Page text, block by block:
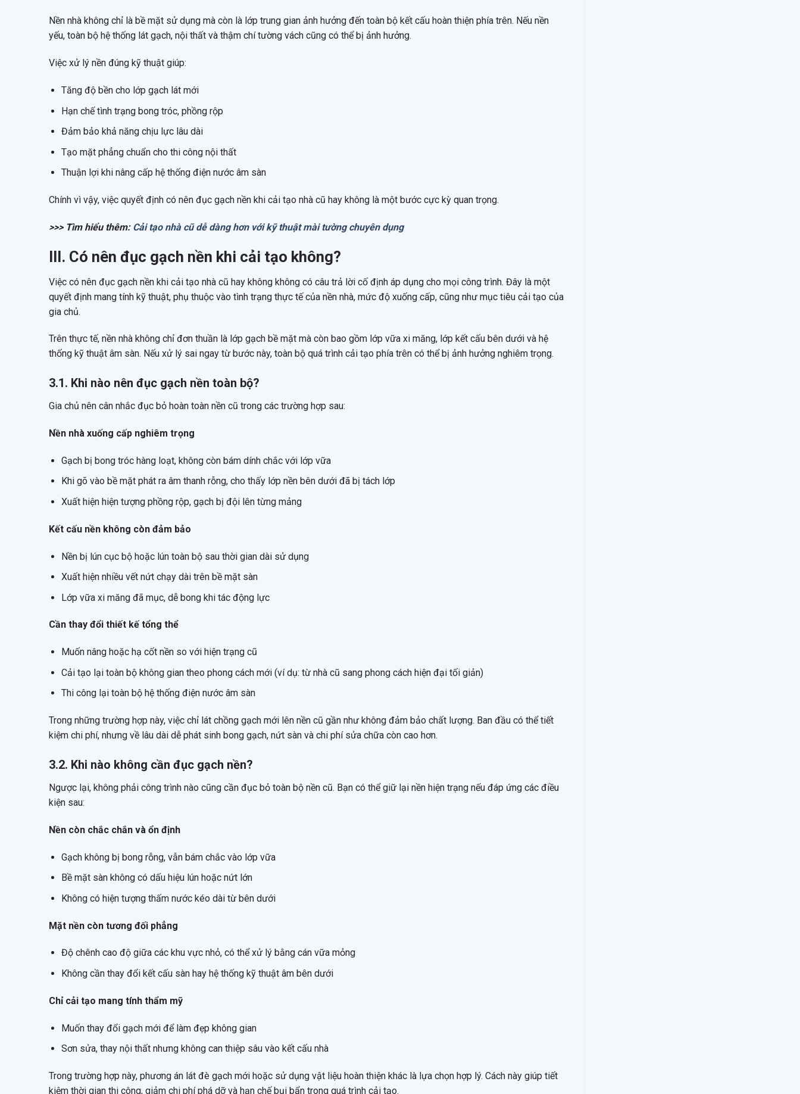
Nền nhà không chỉ là bề mặt sử dụng mà còn là lớp trung gian ảnh hưởng đến toàn bộ kết cấu hoàn thiện phía trên. Nếu nền
yếu, toàn bộ hệ thống lát gạch, nội thất và thậm chí tường vách cũng có thể bị ảnh hưởng.
Việc xử lý nền đúng kỹ thuật giúp:
Tăng độ bền cho lớp gạch lát mới
Hạn chế tình trạng bong tróc, phồng rộp
Đảm bảo khả năng chịu lực lâu dài
Tạo mặt phẳng chuẩn cho thi công nội thất
Thuận lợi khi nâng cấp hệ thống điện nước âm sàn
Chính vì vậy, việc quyết định có nên đục gạch nền khi cải tạo nhà cũ hay không là một bước cực kỳ quan trọng.
>>> Tìm hiểu thêm: Cải tạo nhà cũ dễ dàng hơn với kỹ thuật mài tường chuyên dụng
III. Có nên đục gạch nền khi cải tạo không?
Việc có nên đục gạch nền khi cải tạo nhà cũ hay không không có câu trả lời cố định áp dụng cho mọi công trình. Đây là một
quyết định mang tính kỹ thuật, phụ thuộc vào tình trạng thực tế của nền nhà, mức độ xuống cấp, cũng như mục tiêu cải tạo của
gia chủ.
Trên thực tế, nền nhà không chỉ đơn thuần là lớp gạch bề mặt mà còn bao gồm lớp vữa xi măng, lớp kết cấu bên dưới và hệ
thống kỹ thuật âm sàn. Nếu xử lý sai ngay từ bước này, toàn bộ quá trình cải tạo phía trên có thể bị ảnh hưởng nghiêm trọng.
3.1. Khi nào nên đục gạch nền toàn bộ?
Gia chủ nên cân nhắc đục bỏ hoàn toàn nền cũ trong các trường hợp sau:
Nền nhà xuống cấp nghiêm trọng
Gạch bị bong tróc hàng loạt, không còn bám dính chắc với lớp vữa
Khi gõ vào bề mặt phát ra âm thanh rỗng, cho thấy lớp nền bên dưới đã bị tách lớp
Xuất hiện hiện tượng phồng rộp, gạch bị đội lên từng mảng
Kết cấu nền không còn đảm bảo
Nền bị lún cục bộ hoặc lún toàn bộ sau thời gian dài sử dụng
Xuất hiện nhiều vết nứt chạy dài trên bề mặt sàn
Lớp vữa xi măng đã mục, dễ bong khi tác động lực
Cần thay đổi thiết kế tổng thể
Muốn nâng hoặc hạ cốt nền so với hiện trạng cũ
Cải tạo lại toàn bộ không gian theo phong cách mới (ví dụ: từ nhà cũ sang phong cách hiện đại tối giản)
Thi công lại toàn bộ hệ thống điện nước âm sàn
Trong những trường hợp này, việc chỉ lát chồng gạch mới lên nền cũ gần như không đảm bảo chất lượng. Ban đầu có thể tiết
kiệm chi phí, nhưng về lâu dài dễ phát sinh bong gạch, nứt sàn và chi phí sửa chữa còn cao hơn.
3.2. Khi nào không cần đục gạch nền?
Ngược lại, không phải công trình nào cũng cần đục bỏ toàn bộ nền cũ. Bạn có thể giữ lại nền hiện trạng nếu đáp ứng các điều
kiện sau:
Nền còn chắc chắn và ổn định
Gạch không bị bong rỗng, vẫn bám chắc vào lớp vữa
Bề mặt sàn không có dấu hiệu lún hoặc nứt lớn
Không có hiện tượng thấm nước kéo dài từ bên dưới
Mặt nền còn tương đối phẳng
Độ chênh cao độ giữa các khu vực nhỏ, có thể xử lý bằng cán vữa mỏng
Không cần thay đổi kết cấu sàn hay hệ thống kỹ thuật âm bên dưới
Chỉ cải tạo mang tính thẩm mỹ
Muốn thay đổi gạch mới để làm đẹp không gian
Sơn sửa, thay nội thất nhưng không can thiệp sâu vào kết cấu nhà
Trong trường hợp này, phương án lát đè gạch mới hoặc sử dụng vật liệu hoàn thiện khác là lựa chọn hợp lý. Cách này giúp tiết
kiệm thời gian thi công, giảm chi phí phá dỡ và hạn chế bụi bẩn trong quá trình cải tạo.